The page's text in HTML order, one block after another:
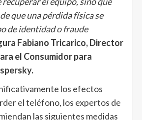
que una pérdida física se
de identidad o fraude
Fabiano Tricarico, Director
el Consumidor para
los efectos
el teléfono, los expertos de
las siguientes medidas